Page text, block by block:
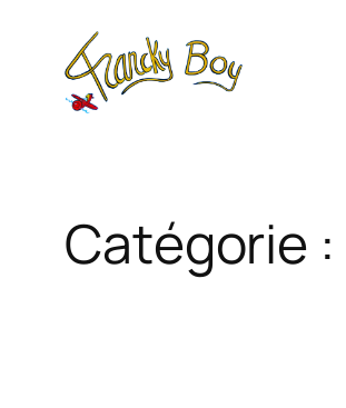
contenu
Catégorie :